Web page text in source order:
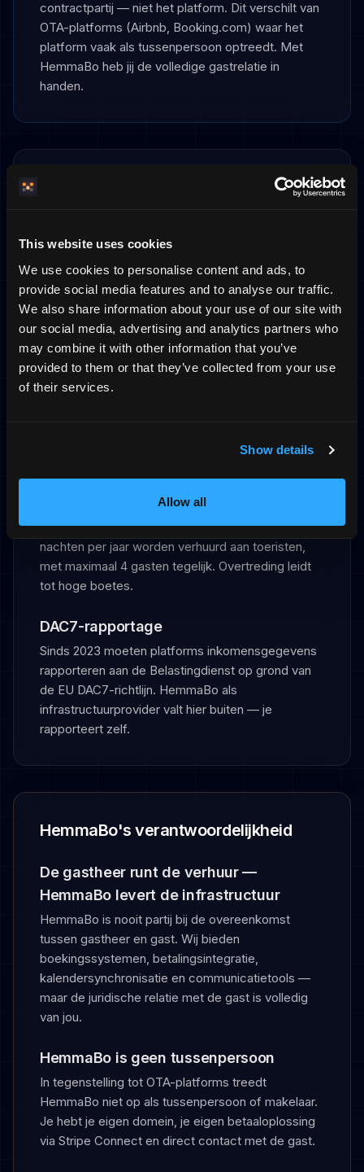
This website uses cookies
We use cookies to personalise content and ads, to
provide social media features and to analyse our traffic.
We also share information about your use of our site with
our social media, advertising and analytics partners who
may combine it with other information that you’ve
provided to them or that they’ve collected from your use
of their services.
Show details
Allow all
contractpartij — niet het platform. Dit verschilt van
OTA-platforms (Airbnb, Booking.com) waar het
platform vaak als tussenpersoon optreedt. Met
HemmaBo heb jij de volledige gastrelatie in
handen.
Het Burgerlijk Wetboek regelt de privaatrechtelijke
verhoudingen tussen gastheer en gast. Het
boekingscontract is een wettelijk bindende
overeenkomst.
Verplichte registratie voor toeristische
verhuur
Amsterdam — maximaal 30 nachten per
In Amsterdam mag een woning maximaal 30
nachten per jaar worden verhuurd aan toeristen,
met maximaal 4 gasten tegelijk. Overtreding leidt
tot hoge boetes.
DAC7-rapportage
Sinds 2023 moeten platforms inkomensgegevens
rapporteren aan de Belastingdienst op grond van
de EU DAC7-richtlijn. HemmaBo als
infrastructuurprovider valt hier buiten — je
rapporteert zelf.
HemmaBo's verantwoordelijkheid
De gastheer runt de verhuur —
HemmaBo levert de infrastructuur
HemmaBo is nooit partij bij de overeenkomst
tussen gastheer en gast. Wij bieden
boekingssystemen, betalingsintegratie,
kalendersynchronisatie en communicatietools —
maar de juridische relatie met de gast is volledig
van jou.
HemmaBo is geen tussenpersoon
In tegenstelling tot OTA-platforms treedt
HemmaBo niet op als tussenpersoon of makelaar.
Je hebt je eigen domein, je eigen betaaloplossing
via Stripe Connect en direct contact met de gast.